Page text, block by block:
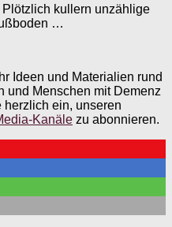
kullern unzählige
…
Ideen und Materialien rund
und Menschen mit Demenz
ein, unseren
Kanäle zu abonnieren.